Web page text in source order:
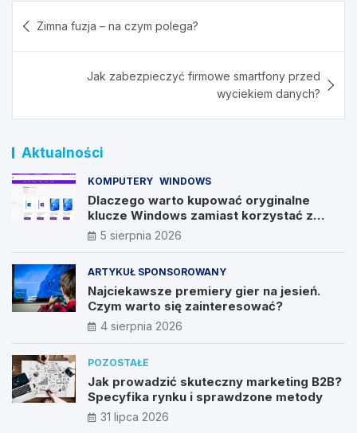
wpisu
Zimna fuzja – na czym polega?
Jak zabezpieczyć firmowe smartfony przed
wyciekiem danych?
Aktualności
KOMPUTERY WINDOWS
Dlaczego warto kupować oryginalne
klucze Windows zamiast korzystać z
nieautoryzowanych źródeł?
5 sierpnia 2026
ARTYKUŁ SPONSOROWANY
Najciekawsze premiery gier na jesień.
Czym warto się zainteresować?
4 sierpnia 2026
POZOSTAŁE
Jak prowadzić skuteczny marketing B2B?
Specyfika rynku i sprawdzone metody
31 lipca 2026